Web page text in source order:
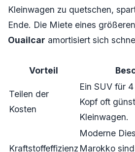
Kleinwagen zu quetschen,
Ende. Die Miete eines
Ouailcar amortisiert sich
Vorteil
Teilen der
Kosten
Ein SUV für
Kopf oft
Kleinwagen.
Kraftstoffeffizienz
Moderne
Marokko